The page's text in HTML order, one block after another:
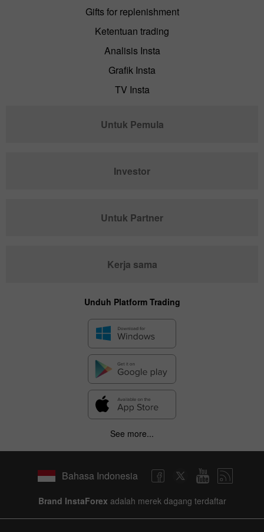
Gifts for replenishment
Ketentuan trading
Analisis Insta
Grafik Insta
TV Insta
Untuk Pemula
Investor
Untuk Partner
Kerja sama
Unduh Platform Trading
See more...
Bahasa Indonesia
Brand InstaForex adalah merek dagang terdaftar